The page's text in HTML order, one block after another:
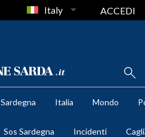
Italy ACCEDI
Sardegna Italia Mondo
Sos Sardegna Incidenti